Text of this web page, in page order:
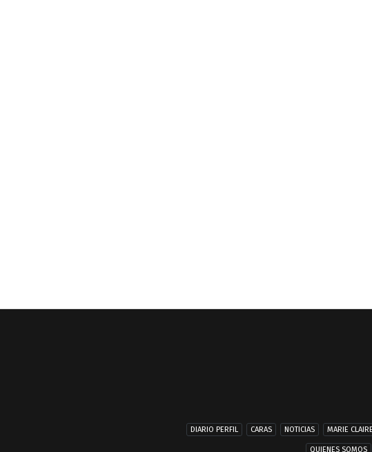
DIARIO PERFIL CARAS NOTICIAS MARIE
QUIENES SOMOS